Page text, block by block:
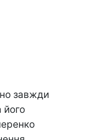
завжди
його